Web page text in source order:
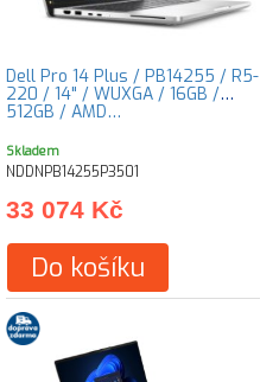
Dell Pro 14 Plus / PB14255 / R5-
220 / 14" / WUXGA / 16GB /
512GB / AMD…
Skladem
NDDNPB14255P3501
33 074 Kč
Do košíku